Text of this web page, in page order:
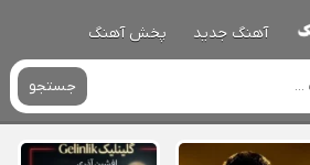
آهنگ جدید پخش آهنگ
جستجو